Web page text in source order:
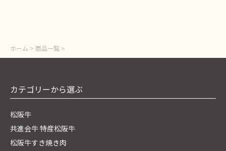
ホーム > 商品一覧 >
カテゴリーから選ぶ
松阪牛
共進会牛 特産松阪牛
松阪牛すき焼き肉